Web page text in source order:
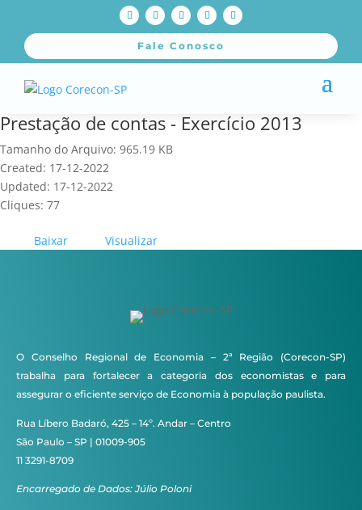
Fale Conosco
Prestação de contas - Exercício 2013
Tamanho do Arquivo: 965.19 KB
Created: 17-12-2022
Updated: 17-12-2022
Cliques: 77
Baixar Visualizar
O Conselho Regional de Economia – 2ª Região (Corecon-SP)
trabalha para fortalecer a categoria dos economistas e para
assegurar o eficiente serviço de Economia à população paulista.
Rua Líbero Badaró, 425 – 14º. Andar – Centro
São Paulo – SP | 01009-905
11 3291-8709
Encarregado de Dados: Júlio Poloni